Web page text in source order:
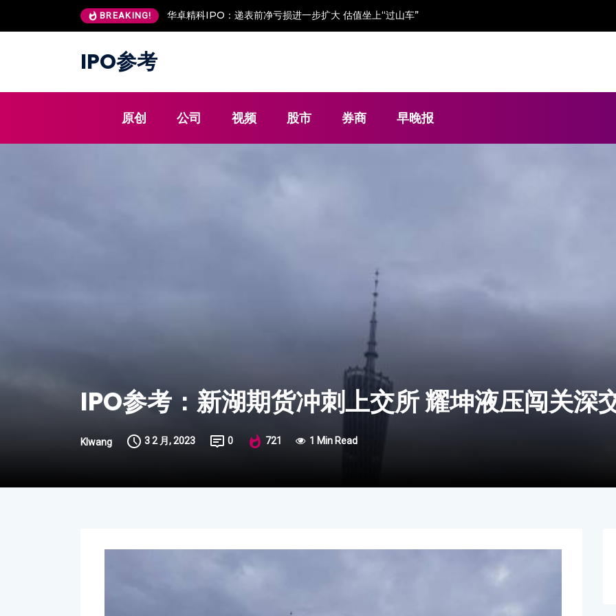
BREAKING! 华卓精科IPO：递表前净亏损进一步扩大 估值坐上“过山车”
IPO参考
原创 公司 视频 股市 券商 早晚报
IPO参考：新湖期货冲刺上交所 耀坤液压闯关深
Klwang 3 2 月, 2023 0 721 1 Min Read